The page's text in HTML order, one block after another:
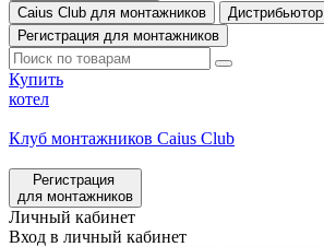
Caius Club для монтажников
Дистрибьютор
Регистрация для монтажников
Купить
котел
Клуб монтажников Caius Club
Регистрация
для монтажников
Личный кабинет
Вход в личный кабинет